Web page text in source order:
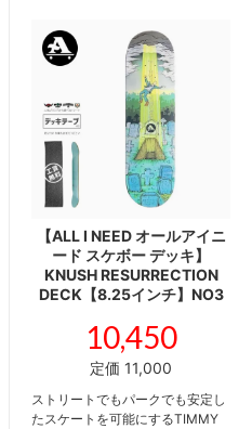
【ALL I NEED オールアイニ
ード スケボー デッキ】
KNUSH RESURRECTION
DECK【8.25インチ】NO3
10,450
定価 11,000
ストリートでもパークでも安定し
たスケートを可能にするTIMMY